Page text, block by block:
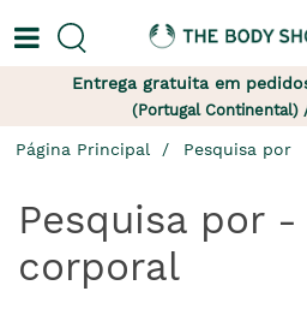
Entrega gratuita em
(Portugal Continental)
Página Principal Pesquisa por
Pesquisa por
corporal